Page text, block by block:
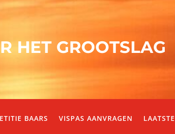
HET GROOTSLAG
BAARS VISPAS AANVRAGEN